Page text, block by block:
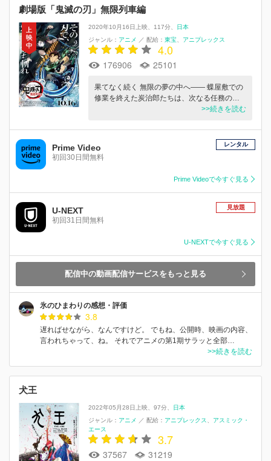
劇場版「鬼滅の刃」無限列車編
2020年10月16日上映 117分
日本
ジャンル： アニメ ／ 配給： 東宝 アニプレックス
4.0
176906 25101
果てなく続く 無限の夢の中へ―― 蝶屋敷での
修業を終えた炭治郎たちは、次なる任務の…
>>続きを読む
Prime Video
初回30日間無料
レンタル
Prime Videoで今すぐ見る
U-NEXT
初回31日間無料
見放題
U-NEXTで今すぐ見る
配信中の動画配信サービスをもっと見る
氷のひまわりの感想・評価
3.8
遅ればせながら、なんですけど。 でもね、公開時、映画の内容、
言われちゃって、ね。 それでアニメの第1期サラッと全部…
>>続きを読む
犬王
2022年05月28日上映 97分
日本
ジャンル： アニメ ／ 配給： アニプレックス
アスミック・
エース
3.7
37567 31219